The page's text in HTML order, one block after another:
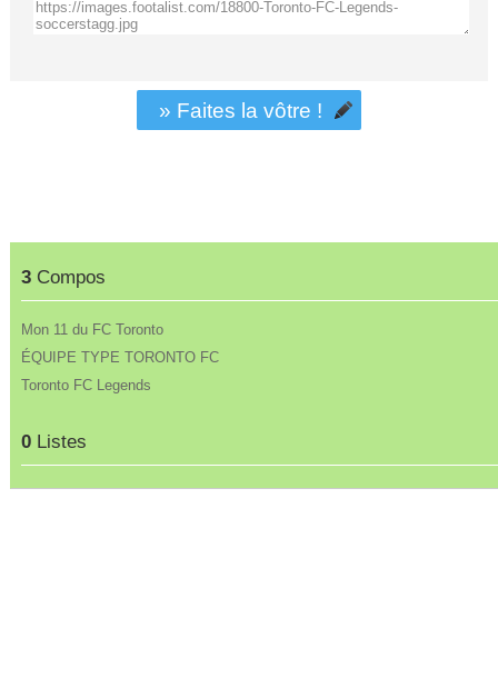
3Compos
Mon 11 du FC Toronto
ÉQUIPE TYPE TORONTO FC
Toronto FC Legends
0Listes
» Faites la vôtre !